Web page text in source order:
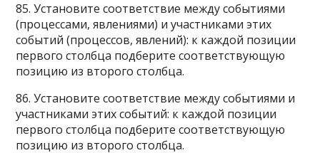
85. Установите соответствие между событиями
(процессами, явлениями) и участниками этих
событий (процессов, явлений): к каждой позиции
первого столбца подберите соответствующую
позицию из второго столбца.
86. Установите соответствие между событиями и
участниками этих событий: к каждой позиции
первого столбца подберите соответствующую
позицию из второго столбца.